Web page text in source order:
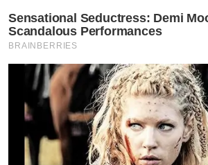
Sensational Seductress: Demi
Scandalous Performances
BRAINBERRIES